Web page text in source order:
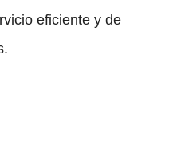
eficiente y de